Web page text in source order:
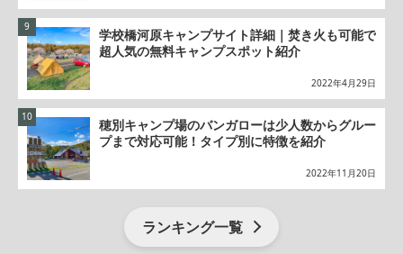
学校橋河原キャンプサイト詳細｜焚き火も可能で
超人気の無料キャンプスポット紹介
2022年4月29日
穂別キャンプ場のバンガローは少人数からグルー
プまで対応可能！タイプ別に特徴を紹介
2022年11月20日
ランキング一覧